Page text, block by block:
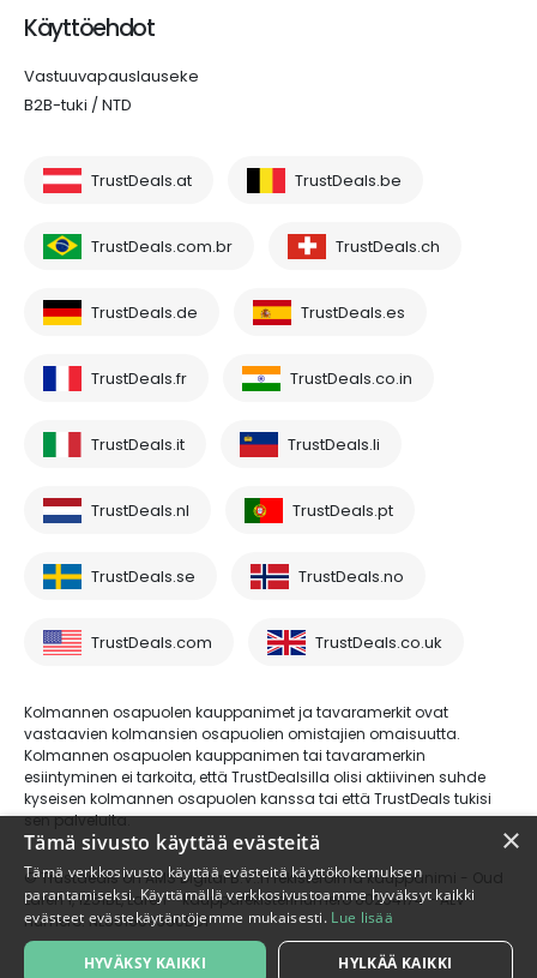
Käyttöehdot
Vastuuvapauslauseke
B2B-tuki / NTD
TrustDeals.at TrustDeals.be
TrustDeals.com.br TrustDeals.ch
TrustDeals.de TrustDeals.es
TrustDeals.fr TrustDeals.co.in
TrustDeals.it TrustDeals.li
TrustDeals.nl TrustDeals.pt
TrustDeals.se TrustDeals.no
TrustDeals.com TrustDeals.co.uk
Kolmannen osapuolen kauppanimet ja tavaramerkit ovat
vastaavien kolmansien osapuolien omistajien omaisuutta.
Kolmannen osapuolen kauppanimen tai tavaramerkin
esiintyminen ei tarkoita, että TrustDealsilla olisi aktiivinen suhde
kyseisen kolmannen osapuolen kanssa tai että TrustDeals tukisi
sen palveluita.
© Trustdeals on AMS Digital B.V.:n rekisteröimä kauppanimi - Oud
Laren 1, 1251BL, Laren - kaupparekisterinumero 80264174 - ALV-
numero: NL861609360B01
×
Tämä sivusto käyttää evästeitä
Tämä verkkosivusto käyttää evästeitä käyttökokemuksen
parantamiseksi. Käyttämällä verkkosivustoamme hyväksyt kaikki
evästeet evästekäytäntöjemme mukaisesti. Lue lisää
HYVÄKSY KAIKKI HYLKÄÄ KAIKKI